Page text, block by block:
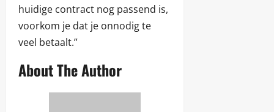
huidige contract nog passend is,
voorkom je dat je onnodig te
veel betaalt.”
About The Author